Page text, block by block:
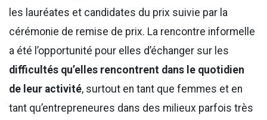
les lauréates et candidates du prix suivie par la
cérémonie de remise de prix. La rencontre informelle
a été l’opportunité pour elles d’échanger sur les
difficultés qu’elles rencontrent dans le quotidien
de leur activité, surtout en tant que femmes et en
tant qu’entrepreneures dans des milieux parfois très